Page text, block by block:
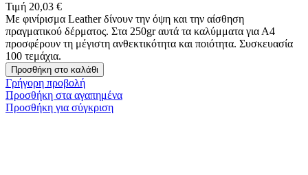
Τιμή 20,03 €
Με φινίρισμα Leather δίνουν την όψη και την αίσθηση
πραγματικού δέρματος. Στα 250gr αυτά τα καλύμματα για Α4
προσφέρουν τη μέγιστη ανθεκτικότητα και ποιότητα. Συσκευασία
100 τεμάχια.
Προσθήκη στο καλάθι
Γρήγορη προβολή
Προσθήκη στα αγαπημένα
Προσθήκη για σύγκριση